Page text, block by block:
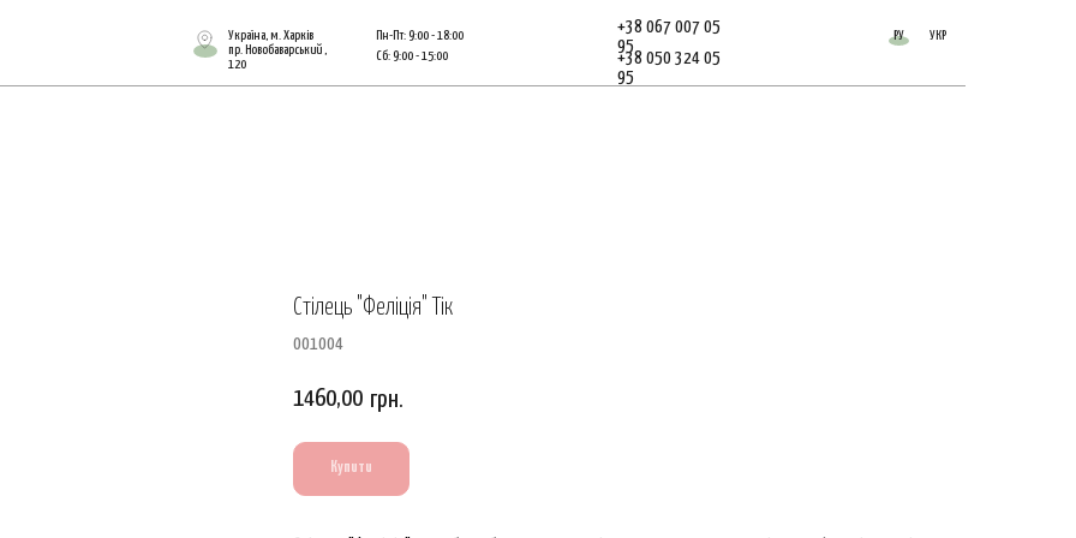
Пн-Пт: 9:00 - 18:00
Сб: 9:00 - 15:00
РУ УКР
Україна, м. Харків
пр. Новобаварський ,
120
+38 067 007 05
95
+38 050 324 05
95
Стілець "Феліція" Тік
001004
1460,00 грн.
Купити